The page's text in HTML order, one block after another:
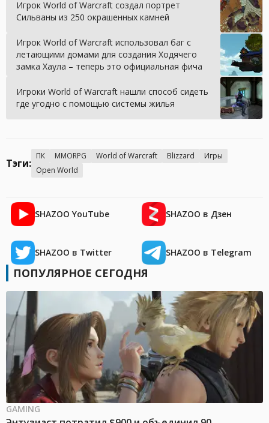
Игрок World of Warcraft создал портрет
Сильваны из 250 окрашенных камней
Игрок World of Warcraft использовал баг с
летающими домами для создания Ходячего
замка Хаула – теперь это официальная фича
Игроки World of Warcraft нашли способ сидеть
где угодно с помощью системы жилья
Тэги:
ПК MMORPG World of Warcraft Blizzard
Игры
Open World
SHAZOO YouTube SHAZOO в Дзен
SHAZOO в Twitter SHAZOO в Telegram
ПОПУЛЯРНОЕ СЕГОДНЯ
GAMING